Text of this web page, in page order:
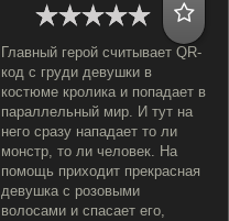
Главный герой считывает QR-
код с груди девушки в
костюме кролика и попадает в
параллельный мир. И тут на
него сразу нападает то ли
монстр, то ли человек. На
помощь приходит прекрасная
девушка с розовыми
волосами и спасает его,